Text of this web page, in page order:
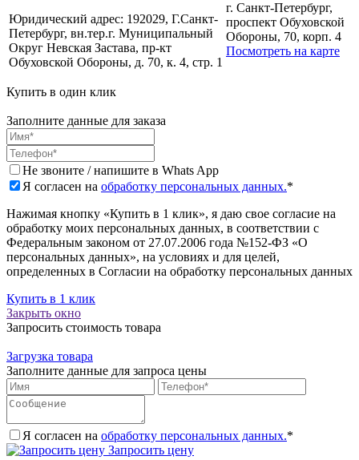
Юридический адрес: 192029, Г.Санкт-
Петербург, вн.тер.г. Муниципальный
Округ Невская Застава, пр-кт
Обуховской Обороны, д. 70, к. 4, стр. 1
г. Санкт-Петербург,
проспект Обуховской
Обороны, 70, корп. 4
Посмотреть на карте
Купить в один клик
Заполните данные для заказа
Не звоните / напишите в Whats App
Я согласен на обработку персональных данных.*
Нажимая кнопку «Купить в 1 клик», я даю свое согласие на
обработку моих персональных данных, в соответствии с
Федеральным законом от 27.07.2006 года №152-ФЗ «О
персональных данных», на условиях и для целей,
определенных в Согласии на обработку персональных данных
Купить в 1 клик
Закрыть окно
Запросить стоимость товара
Загрузка товара
Заполните данные для запроса цены
Я согласен на обработку персональных данных.*
Запросить цену